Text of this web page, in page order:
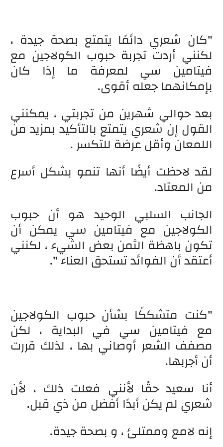
"كان شعري دائمًا يتمتع بصحة جيدة ،
لكنني أردت تجربة حبوب الكولاجين مع
فيتامين سي لمعرفة ما إذا كان
بإمكانهما جعله أقوى.
بعد حوالي شهرين من تجربتي ، يمكنني
القول إن شعري يتمتع بالتأكيد بمزيد من
اللمعان وأقل عرضة للتكسر .
لقد لاحظت أيضًا أنها تنمو بشكل أسرع
من المعتاد.
الجانب السلبي الوحيد هو أن حبوب
الكولاجين مع فيتامين سي يمكن أن
تكون باهظة الثمن بعض الشيء ، لكنني
أعتقد أن الفوائد تستحق العناء ".
"كنت متشككًا بشأن حبوب الكولاجين
مع فيتامين سي في البداية ، لكن
مصفف الشعر أوصاني بها ، لذلك قررت
أن أجربها.
أنا سعيد حقًا لأنني فعلت ذلك ، لأن
شعري لم يكن أبدًا أفضل من ذي قبل.
إنه لامع وممتلئ ، و بصحة جيدة.